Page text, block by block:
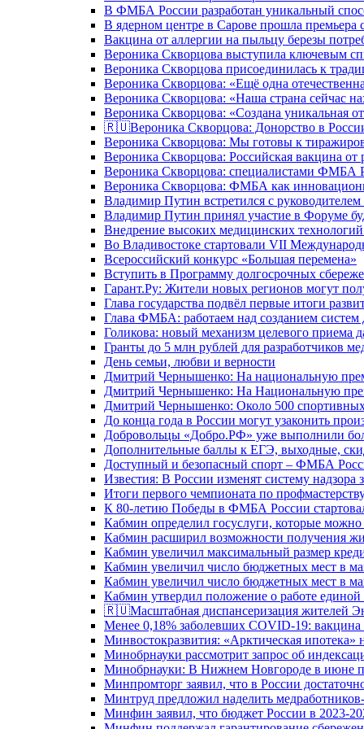
В ФМБА России разработан уникальный
В ядерном центре в Сарове прошла премьера
Вакцина от аллергии на пыльцу березы
Вероника Скворцова выступила ключевым
Вероника Скворцова присоединилась к
Вероника Скворцова: «Ещё одна
Вероника Скворцова: «Наша страна сейчас
Вероника Скворцова: «Создана уникальная
🇷🇺Вероника Скворцова: Донорство в России
Вероника Скворцова: Мы готовы к
Вероника Скворцова: Российская вакцина
Вероника Скворцова: специалистами ФМБА
Вероника Скворцова: ФМБА как
Владимир Путин встретился с
Владимир Путин принял участие в Форуме
Внедрение высоких медицинских
Во Владивостоке стартовали VII
Всероссийский конкурс «Большая перемена»
Вступить в Программу долгосрочных
Гарант.Ру: Жители новых регионов могут
Глава государства подвёл первые итоги
Глава ФМБА: работаем над созданием систем
Голикова: новый механизм целевого приема
Гранты до 5 млн рублей для разработчиков
День семьи, любви и верности
Дмитрий Чернышенко: На национальную
Дмитрий Чернышенко: На Национальную
Дмитрий Чернышенко: Около 500 спортивных
До конца года в России могут узаконить
Добровольцы «Добро.РФ» уже выполнили
Дополнительные баллы к ЕГЭ, выходные,
Доступный и безопасный спорт – ФМБА
Известия: В России изменят систему
Итоги первого чемпионата по
К 80-летию Победы в ФМБА России
Кабмин определил госуслуги, которые
Кабмин расширил возможности получения
Кабмин увеличил максимальный размер
Кабмин увеличил число бюджетных мест в
Кабмин увеличил число бюджетных мест в
Кабмин утвердил положение о работе
🇷🇺Масштабная диспансеризация жителей
Менее 0,18% заболевших COVID-19: вакцина
Минвостокразвития: «Арктическая
Минобрнауки рассмотрит запрос об
Минобрнауки: В Нижнем Новгороде в июне
Минпромторг заявил, что в России
Минтруд предложил наделить
Минфин заявил, что бюджет России в 2023-